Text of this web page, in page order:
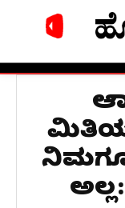
ನಿಮಗೂ
ಅಲ್ಲ: